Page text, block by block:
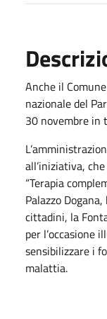
Anche il
nazionale del
30 novembre in
all’iniziativa,
“Terapia
Palazzo
cittadini, la
per l’occasione
sensibilizzare i
malattia.